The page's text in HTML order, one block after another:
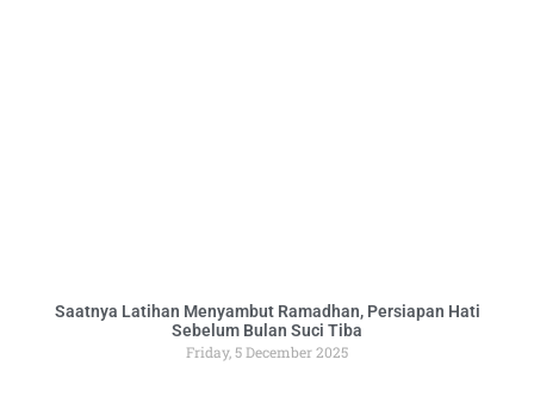
Saatnya Latihan Menyambut Ramadhan, Persiapan Hati
Sebelum Bulan Suci Tiba
Friday, 5 December 2025